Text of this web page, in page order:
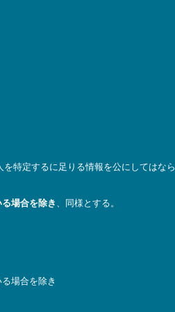
特定するに足りる情報を公にしてはなら
場合を除き 、同様とする。
場合を除き